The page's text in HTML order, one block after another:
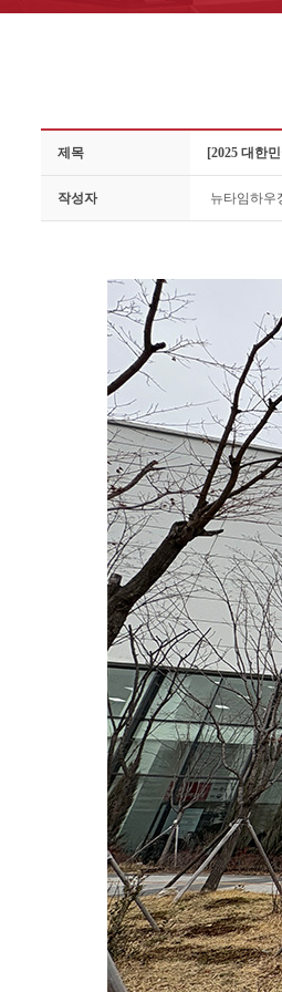
제목 [2025 대한
작성자 뉴타임하우